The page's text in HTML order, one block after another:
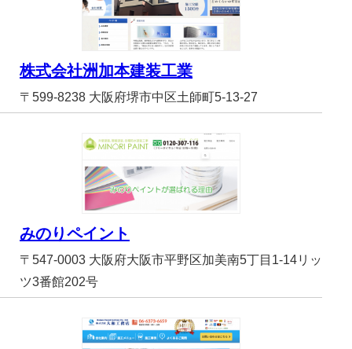
株式会社洲加本建装工業
〒599-8238 大阪府堺市中区土師町5-13-27
みのりペイント
〒547-0003 大阪府大阪市平野区加美南5丁目1-14リッ
ツ3番館202号